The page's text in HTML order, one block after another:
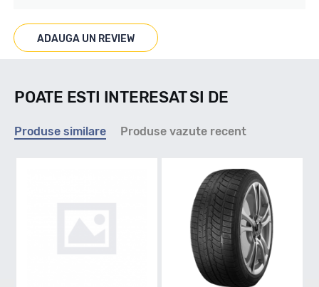
Marcaje
Indice viteza
ADAUGA UN REVIEW
POATE ESTI INTERESAT SI DE
Produse similare Produse vazute recent